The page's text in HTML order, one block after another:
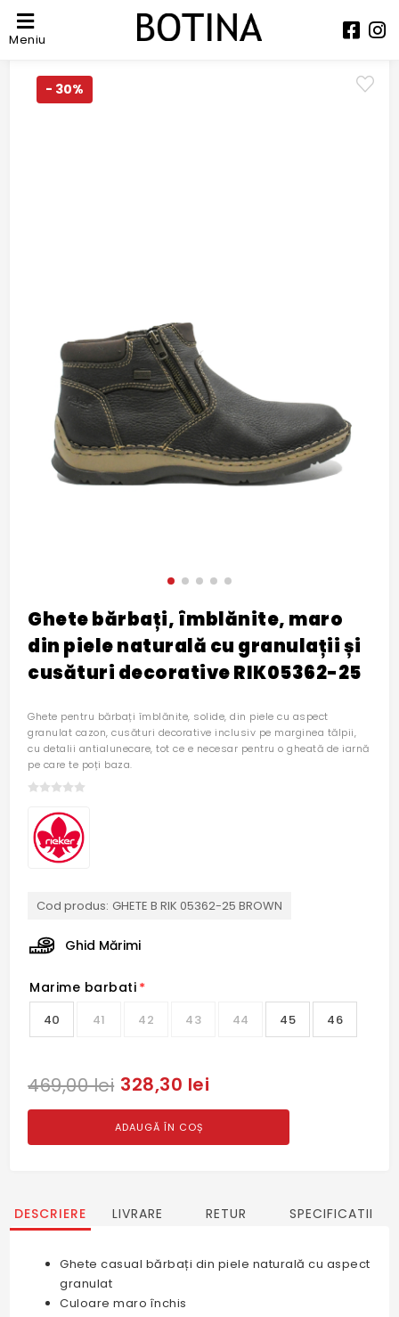
Meniu
- 30%
Ghete bărbați, îmblănite, maro
din piele naturală cu granulații și
cusături decorative RIK05362-25
Ghete pentru bărbați îmblănite, solide, din piele cu aspect
granulat cazon, cusături decorative inclusiv pe marginea tălpii,
cu detalii antialunecare, tot ce e necesar pentru o gheată de iarnă
pe care te poți baza.
Cod produs: GHETE B RIK 05362-25 BROWN
Ghid Mărimi
Marime barbati *
40 41 42 43 44 45 46
469,00 lei 328,30 lei
ADAUGĂ ÎN COȘ
DESCRIERE LIVRARE RETUR SPECIFICATII
Ghete casual bărbați din piele naturală cu aspect
granulat
Culoare maro închis